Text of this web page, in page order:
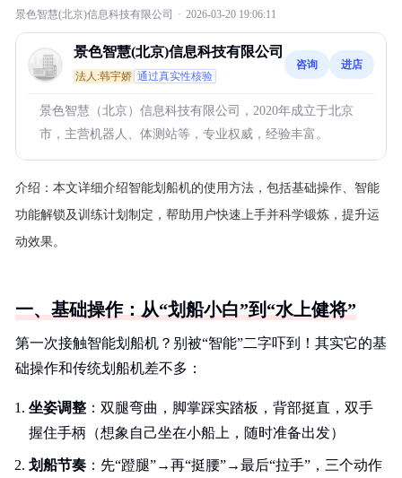
景色智慧(北京)信息科技有限公司 · 2026-03-20 19:06:11
景色智慧(北京)信息科技有限公司
法人:韩宇娇 通过真实性核验
咨询 进店
景色智慧（北京）信息科技有限公司，2020年成立于北京
市，主营机器人、体测站等，专业权威，经验丰富。
介绍： 本文详细介绍智能划船机的使用方法，包括基础操作、智能
功能解锁及训练计划制定，帮助用户快速上手并科学锻炼，提升运
动效果。
一、基础操作：从“划船小白”到“水上健将”
第一次接触智能划船机？别被“智能”二字吓到！其实它的基
础操作和传统划船机差不多：
坐姿调整 ：双腿弯曲，脚掌踩实踏板，背部挺直，双手
握住手柄（想象自己坐在小船上，随时准备出发）
划船节奏 ：先“蹬腿”→再“挺腰”→最后“拉手”，三个动作